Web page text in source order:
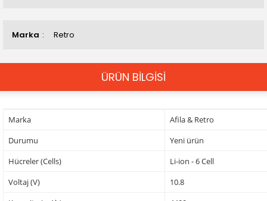
Marka Retro
ÜRÜN BİLGİSİ
Marka
Afila & Retro
Durumu
Yeni ürün
Hücreler (Cells)
Li-ion - 6 Cell
Voltaj (V)
10.8